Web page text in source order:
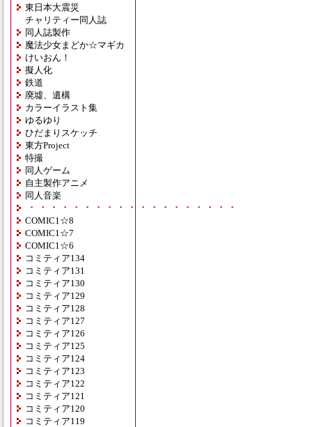
東日本大震災
チャリティー同人誌
同人誌製作
魔法少女まどか☆マギカ
けいおん！
擬人化
鉄道
廃墟、遺構
カラーイラスト集
ゆるゆり
ひだまりスケッチ
東方Project
特撮
同人ゲーム
自主製作アニメ
同人音楽
・・・・・・・・・・・・・・・・・・・
COMIC1☆8
COMIC1☆7
COMIC1☆6
コミティア134
コミティア131
コミティア130
コミティア129
コミティア128
コミティア127
コミティア126
コミティア125
コミティア124
コミティア123
コミティア122
コミティア121
コミティア120
コミティア119